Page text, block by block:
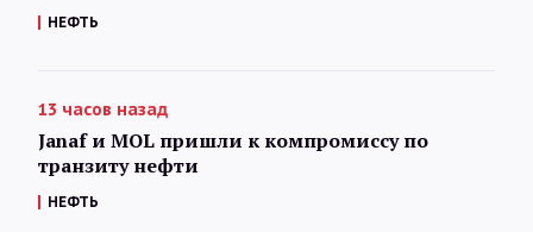
НЕФТЬ
13 часов назад
Janaf и MOL пришли к компромиссу по
транзиту нефти
НЕФТЬ